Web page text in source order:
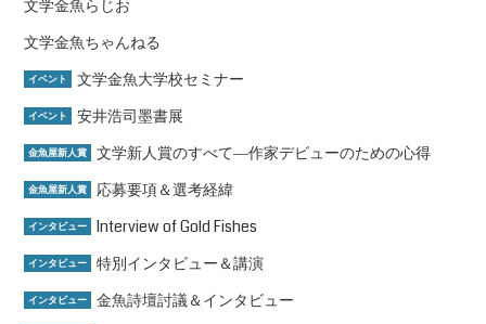
文学金魚らじお
文学金魚ちゃんねる
イベント 文学金魚大学校セミナー
イベント 安井浩司墨書展
金魚屋新人賞 文学新人賞のすべて―作家デビューのための心得
金魚屋新人賞 応募要項＆選考経緯
インタビュー Interview of Gold Fishes
インタビュー 特別インタビュー＆講演
インタビュー 金魚詩壇討議＆インタビュー